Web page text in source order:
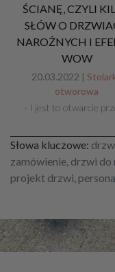
ŚCIANĘ, CZYLI
SŁÓW O
NAROŻNYCH I
WOW
20.03.2022 |
otworowa
- I jest to otwarcie
Słowa kluczowe:
zamówienie, drzwi
projekt drzwi,